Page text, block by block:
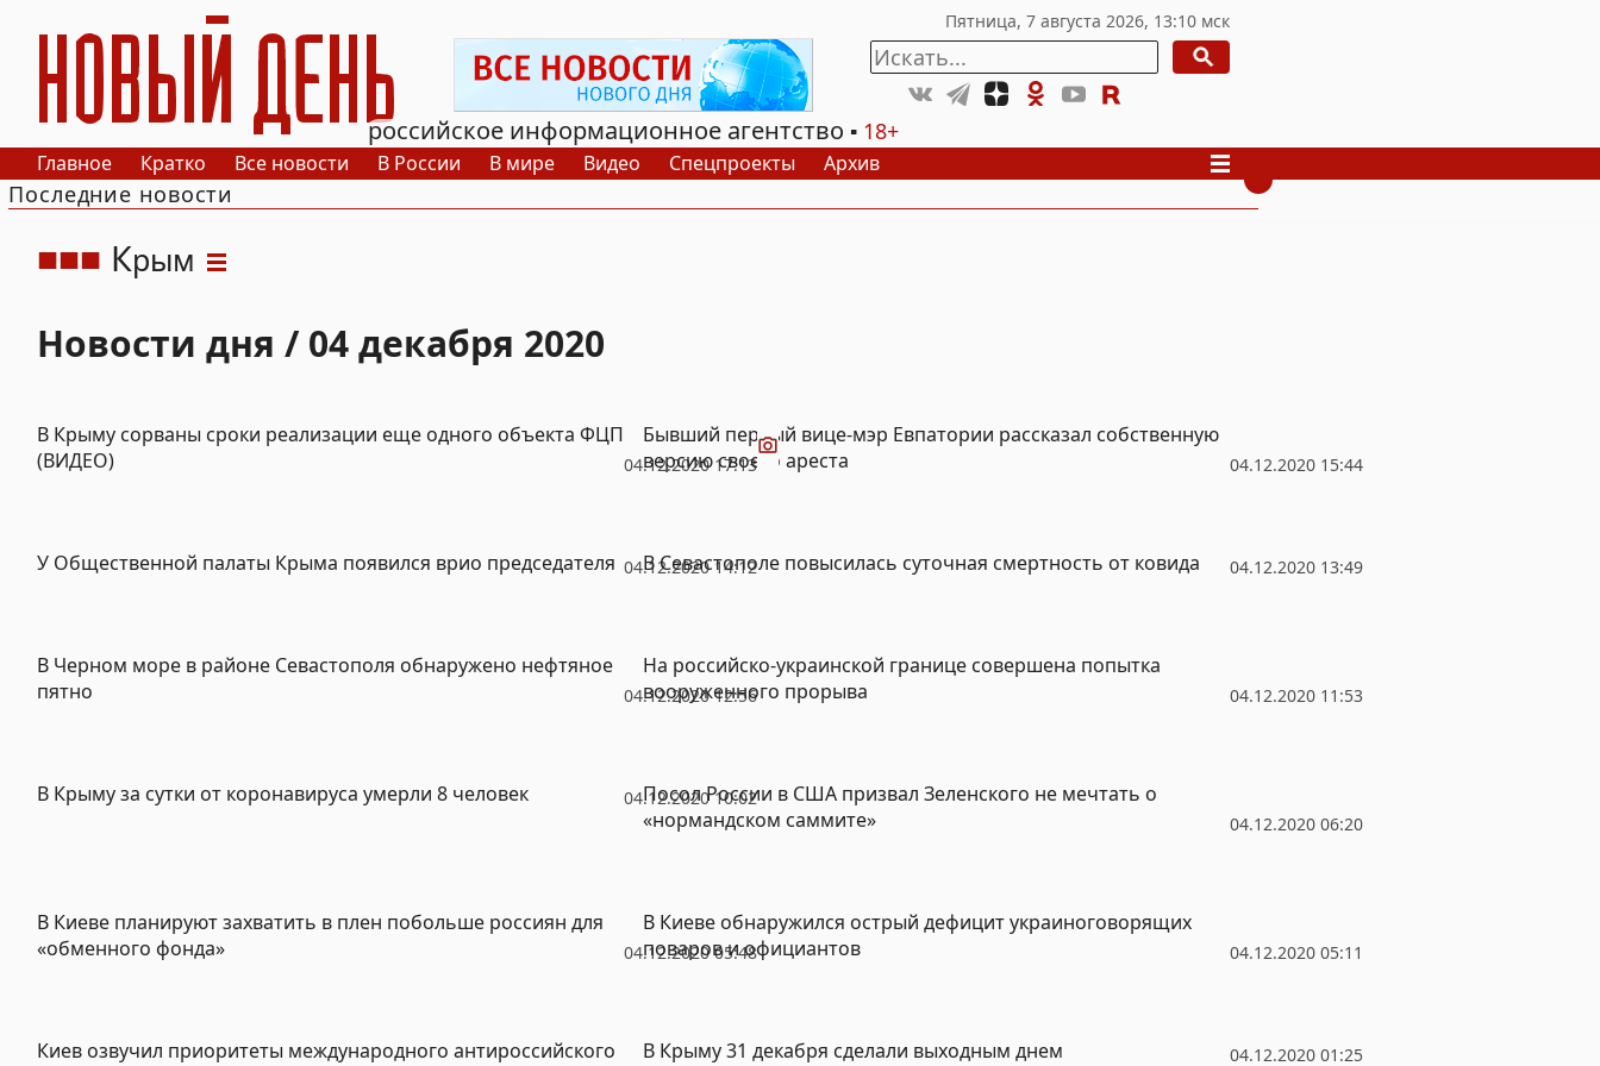
РИА Новый День
российское информационное агентство
18+
Главное Кратко Все новости В России В мире Видео Спецпроекты Архив
Последние новости
Крым
Новости дня / 04 декабря 2020
04.12.2020 17:13
В Крыму сорваны сроки реализации еще одного объекта ФЦП
(ВИДЕО)
Видео
04.12.2020 15:44
Бывший первый вице-мэр Евпатории рассказал собственную
версию своего ареста
04.12.2020 14:12
У Общественной палаты Крыма появился врио председателя 04.12.2020 13:49
В Севастополе повысилась суточная смертность от ковида
04.12.2020 12:56
В Черном море в районе Севастополя обнаружено нефтяное
пятно
04.12.2020 11:53
На российско-украинской границе совершена попытка
вооруженного прорыва
04.12.2020 10:02
В Крыму за сутки от коронавируса умерли 8 человек
04.12.2020 06:20
Посол России в США призвал Зеленского не мечтать о
«нормандском саммите»
04.12.2020 05:48
В Киеве планируют захватить в плен побольше россиян для
«обменного фонда»
04.12.2020 05:11
В Киеве обнаружился острый дефицит украиноговорящих
поваров и официантов
Киев озвучил приоритеты международного антироссийского
04.12.2020 01:25
В Крыму 31 декабря сделали выходным днем